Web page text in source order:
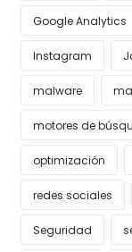
Google Analytics
Instagram
malware
motores de
optimización
redes sociales
Seguridad